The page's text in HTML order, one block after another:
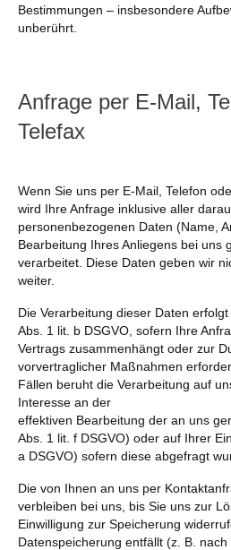
Bestimmungen – insbesondere
unberührt.
Anfrage per E-Mail,
Telefax
Wenn Sie uns per E-Mail, Telefon
wird Ihre Anfrage inklusive aller
personenbezogenen Daten (Name,
Bearbeitung Ihres Anliegens bei uns
verarbeitet. Diese Daten geben wir
weiter.
Die Verarbeitung dieser Daten
Abs. 1 lit. b DSGVO, sofern Ihre
Vertrags zusammenhängt oder zur
vorvertraglicher Maßnahmen
Fällen beruht die Verarbeitung auf
Interesse an der
effektiven Bearbeitung der an uns
Abs. 1 lit. f DSGVO) oder auf Ihrer
a DSGVO) sofern diese abgefragt
Die von Ihnen an uns per
verbleiben bei uns, bis Sie uns zur
Einwilligung zur Speicherung
Datenspeicherung entfällt (z. B.